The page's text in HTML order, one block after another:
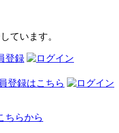
ています。
登録
登録はこちら